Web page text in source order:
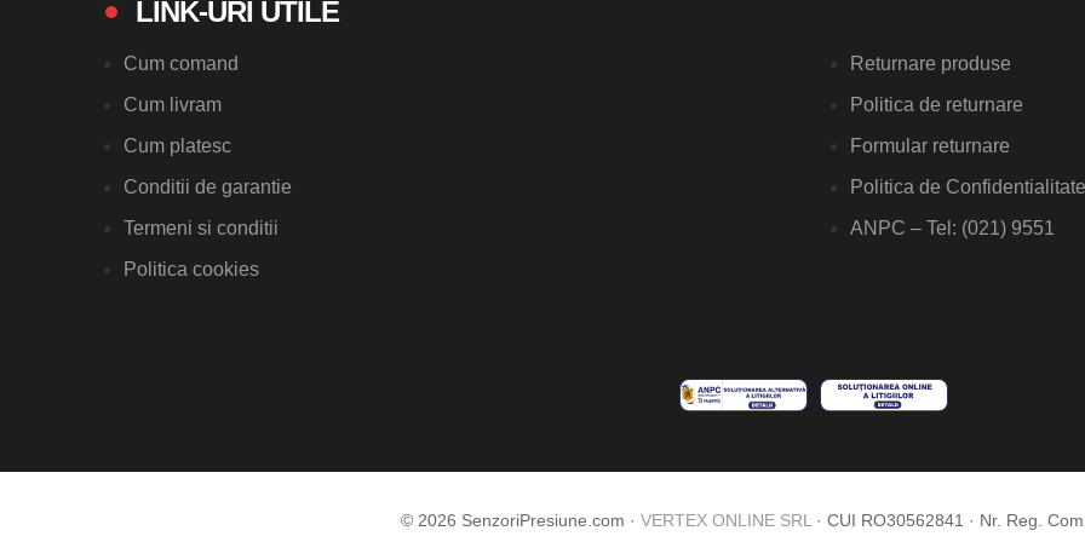
LINK-URI UTILE
Cum comand
Cum livram
Cum platesc
Conditii de garantie
Termeni si conditii
Politica cookies
Returnare produse
Politica de returnare
Formular returnare
Politica de Confidentialitate
ANPC – Tel: (021) 9551
© 2026 SenzoriPresiune.com · VERTEX ONLINE SRL· CUI RO30562841 · Nr. Reg.